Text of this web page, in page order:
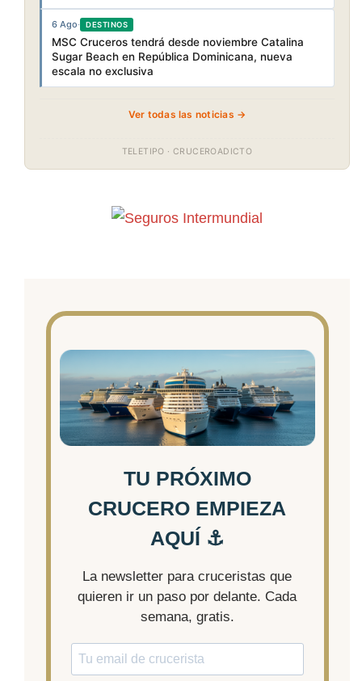
6 Ago· DESTINOS
MSC Cruceros tendrá desde noviembre Catalina
Sugar Beach en República Dominicana, nueva
escala no exclusiva
Ver todas las noticias →
TELETIPO · CRUCEROADICTO